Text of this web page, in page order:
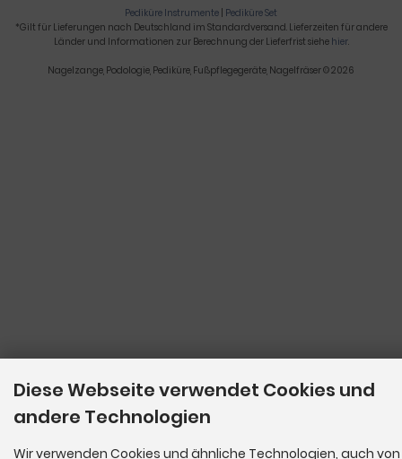
Pediküre Instrumente | Pediküre Set
*Gilt für Lieferungen nach Deutschland im Standardversand. Lieferzeiten für andere
Länder und Informationen zur Berechnung der Lieferfrist siehe hier.
Nagelzange, Podologie, Pediküre, Fußpflegegeräte, Nagelfräser © 2026
Diese Webseite verwendet Cookies und
andere Technologien
Wir verwenden Cookies und ähnliche Technologien, auch von